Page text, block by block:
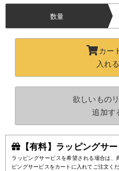
【有料】ラッピングサ
ラッピングサービスを希望される場合は
ピングサービスをカートに入れてご注文くだ
数量
カー
入れる
欲しいもの
追加す